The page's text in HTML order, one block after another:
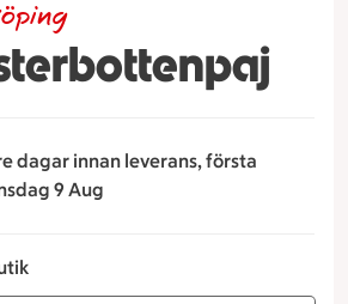
dagar innan leverans, första
9 Aug